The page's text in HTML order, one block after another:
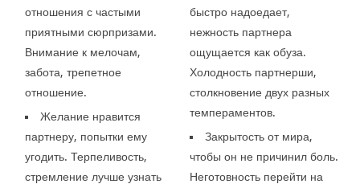
отношения с частыми
приятными сюрпризами.
Внимание к мелочам,
забота, трепетное
отношение.
Желание нравится
партнеру, попытки ему
угодить. Терпеливость,
стремление лучше узнать
быстро надоедает,
нежность партнера
ощущается как обуза.
Холодность партнерши,
столкновение двух разных
темпераментов.
Закрытость от мира,
чтобы он не причинил боль.
Неготовность перейти на